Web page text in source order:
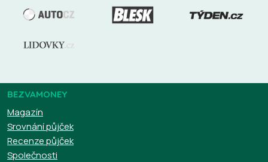
BEZVAMONEY
Magazín
Srovnání půjček
Recenze půjček
Společnosti